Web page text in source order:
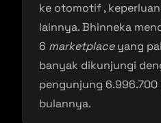
ke otomotif ,
lainnya. Bhinneka
6 marketplaceyang
banyak dikunjungi
pengunjung
bulannya.